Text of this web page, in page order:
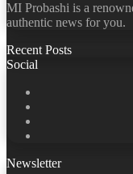
MI Probashi is a
authentic news for you.
Recent Posts
Social
Newsletter